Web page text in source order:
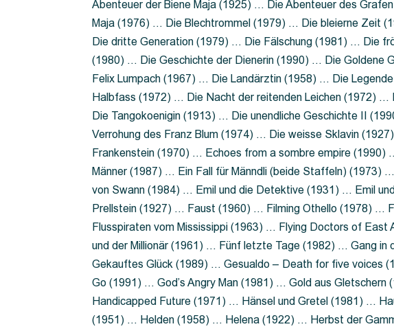
Abenteuer der Biene Maja (1925) … Die Abenteuer des
Maja (1976) … Die Blechtrommel (1979) … Die bleierne Zeit
Die dritte Generation (1979) … Die Fälschung (1981) … Die
(1980) … Die Geschichte der Dienerin (1990) … Die
Felix Lumpach (1967) … Die Landärztin (1958) … Die
Halbfass (1972) … Die Nacht der reitenden Leichen (1972)
Die Tangokoenigin (1913) … Die unendliche Geschichte II
Verrohung des Franz Blum (1974) … Die weisse Sklavin
Frankenstein (1970) … Echoes from a sombre empire
Männer (1987) … Ein Fall für Männdli (beide Staffeln) (1973)
von Swann (1984) … Emil und die Detektive (1931) … Emil
Prellstein (1927) … Faust (1960) … Filming Othello (1978) …
Flusspiraten vom Mississippi (1963) … Flying Doctors of
und der Millionär (1961) … Fünf letzte Tage (1982) … Gang
Gekauftes Glück (1989) … Gesualdo – Death for five voices
Go (1991) … God’s Angry Man (1981) … Gold aus
Handicapped Future (1971) … Hänsel und Gretel (1981) …
(1951) … Helden (1958) … Helena (1922) … Herbst der